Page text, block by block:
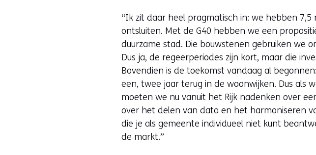
“Ik zit daar heel pragmatisch in: we hebben
ontsluiten. Met de G40 hebben we een
duurzame stad. Die bouwstenen gebruiken we
Dus ja, de regeerperiodes zijn kort, maar die
Bovendien is de toekomst vandaag al
een, twee jaar terug in de woonwijken. Dus als
moeten we nu vanuit het Rijk nadenken over
over het delen van data en het harmoniseren
die je als gemeente individueel niet kunt
de markt.”